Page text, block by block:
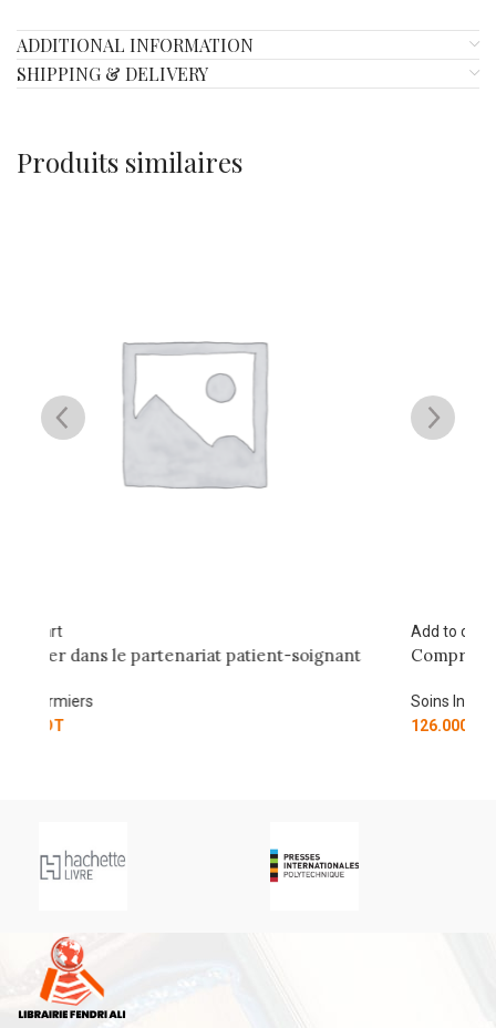
ADDITIONAL INFORMATION
SHIPPING & DELIVERY
Produits similaires
Comprendre la santé publique en fiches
Soins Infirmiers